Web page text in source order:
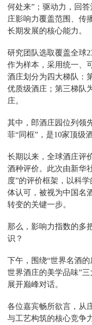
何处来”；驱动力，回
庄影响力覆盖范围、传
长期发展的核心能力。
研究团队选取覆盖全球
作为样本，采用统一、
酒庄划分为四大梯队：
优质级酒庄；第三梯队
庄。
其中，郎酒庄园位列领
菲“同框”，是10家顶级
长期以来，全球酒庄评
酒种评价。此次由新华
度”的评价框架，以科
体认可，被视为中国名
转变的关键一步。
那么，影响力指数的多
识？
下午，围绕“世界名酒
世界酒庄的美学品味”
展开巅峰对话。
各位嘉宾畅所欲言，从
与工艺构筑的核心竞争